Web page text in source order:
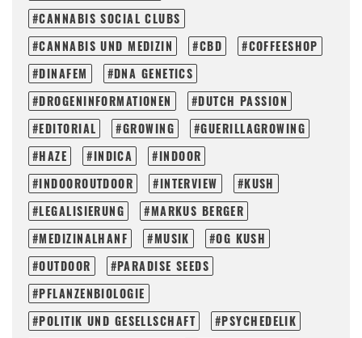
CANNABIS SOCIAL CLUBS
CANNABIS UND MEDIZIN
CBD
COFFEESHOP
DINAFEM
DNA GENETICS
DROGENINFORMATIONEN
DUTCH PASSION
EDITORIAL
GROWING
GUERILLAGROWING
HAZE
INDICA
INDOOR
INDOOROUTDOOR
INTERVIEW
KUSH
LEGALISIERUNG
MARKUS BERGER
MEDIZINALHANF
MUSIK
OG KUSH
OUTDOOR
PARADISE SEEDS
PFLANZENBIOLOGIE
POLITIK UND GESELLSCHAFT
PSYCHEDELIK